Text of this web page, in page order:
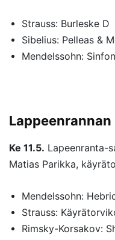
Strauss: Burleske D
Sibelius: Pelleas &
Mendelssohn:
Ke 11.5. Lapeenranta-
Matias Parikka,
Mendelssohn:
Strauss:
Rimsky-Korsakov: